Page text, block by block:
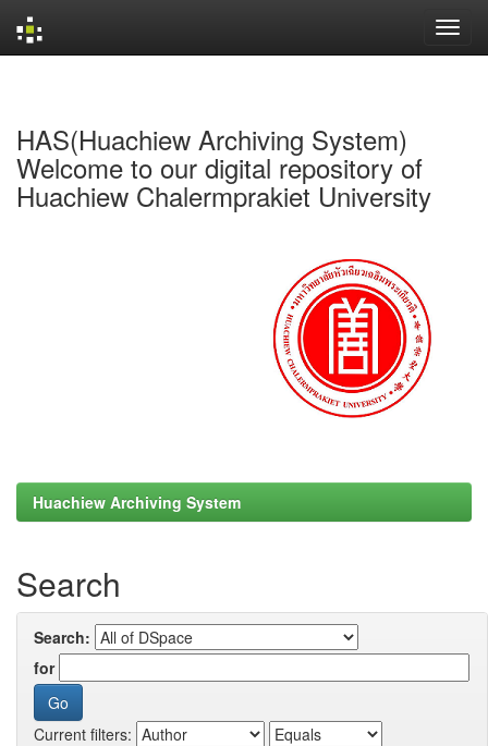
HAS(Huachiew Archiving System)
Welcome to our digital repository of
Huachiew Chalermprakiet University
Huachiew Archiving System
Search
Search:
for
Current filters: